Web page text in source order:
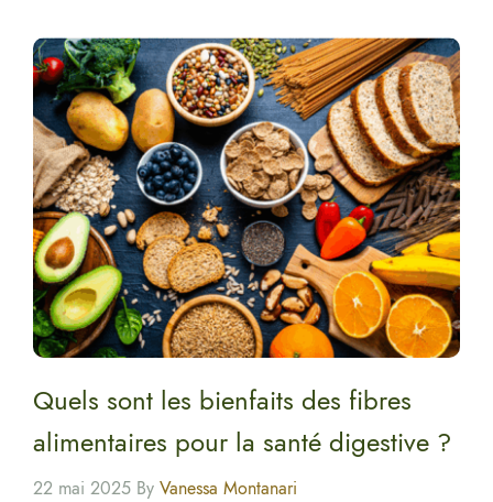
Quels sont les bienfaits des fibres
alimentaires pour la santé digestive ?
22 mai 2025 By Vanessa Montanari